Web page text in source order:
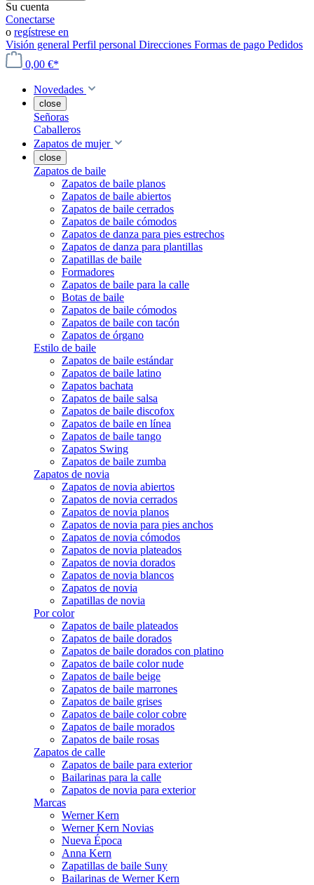
Su cuenta
Conectarse
o regístrese en
Visión general Perfil personal Direcciones Formas de pago Pedidos
0,00 €*
Novedades
close
Señoras
Caballeros
Zapatos de mujer
close
Zapatos de baile
Zapatos de baile planos
Zapatos de baile abiertos
Zapatos de baile cerrados
Zapatos de baile cómodos
Zapatos de danza para pies estrechos
Zapatos de danza para plantillas
Zapatillas de baile
Formadores
Zapatos de baile para la calle
Botas de baile
Zapatos de baile cómodos
Zapatos de baile con tacón
Zapatos de órgano
Estilo de baile
Zapatos de baile estándar
Zapatos de baile latino
Zapatos bachata
Zapatos de baile salsa
Zapatos de baile discofox
Zapatos de baile en línea
Zapatos de baile tango
Zapatos Swing
Zapatos de baile zumba
Zapatos de novia
Zapatos de novia abiertos
Zapatos de novia cerrados
Zapatos de novia planos
Zapatos de novia para pies anchos
Zapatos de novia cómodos
Zapatos de novia plateados
Zapatos de novia dorados
Zapatos de novia blancos
Zapatos de novia
Zapatillas de novia
Por color
Zapatos de baile plateados
Zapatos de baile dorados
Zapatos de baile dorados con platino
Zapatos de baile color nude
Zapatos de baile beige
Zapatos de baile marrones
Zapatos de baile grises
Zapatos de baile color cobre
Zapatos de baile morados
Zapatos de baile rosas
Zapatos de calle
Zapatos de baile para exterior
Bailarinas para la calle
Zapatos de novia para exterior
Marcas
Werner Kern
Werner Kern Novias
Nueva Época
Anna Kern
Zapatillas de baile Suny
Bailarinas de Werner Kern